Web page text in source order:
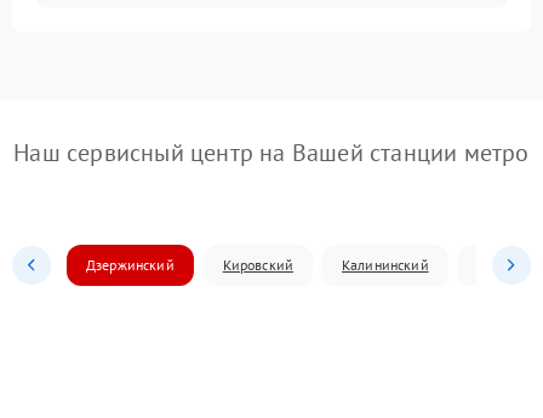
Наш сервисный центр на Вашей станции метро
Дзержинский Кировский Калининский